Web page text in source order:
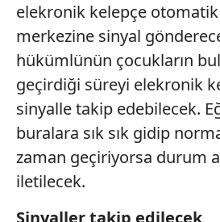
elekronik kelepçe
merkezine sinyal
hükümlünün çocukların
geçirdiği süreyi elekronik
sinyalle takip edebilecek.
buralara sık sık gidip
zaman geçiriyorsa durum
iletilecek.
Sinyaller takip edilecek